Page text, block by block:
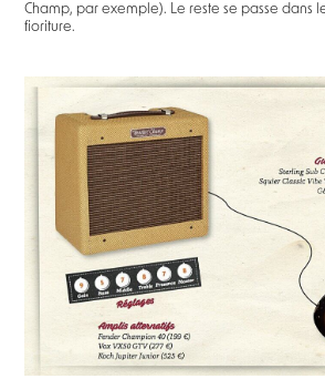
Champ, par exemple). Le reste se passe dans
fioriture.